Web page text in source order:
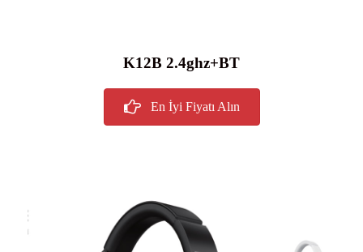
K12B 2.4ghz+BT
En İyi Fiyatı Alın